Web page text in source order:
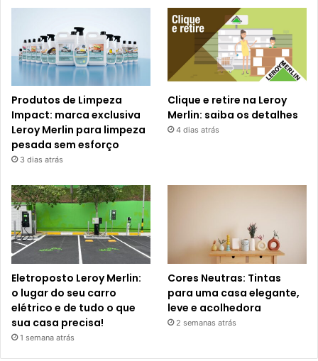
Produtos de Limpeza
Impact: marca exclusiva
Leroy Merlin para limpeza
pesada sem esforço
3 dias atrás
Clique e retire na Leroy
Merlin: saiba os detalhes
4 dias atrás
Eletroposto Leroy Merlin:
o lugar do seu carro
elétrico e de tudo o que
sua casa precisa!
1 semana atrás
Cores Neutras: Tintas
para uma casa elegante,
leve e acolhedora
2 semanas atrás